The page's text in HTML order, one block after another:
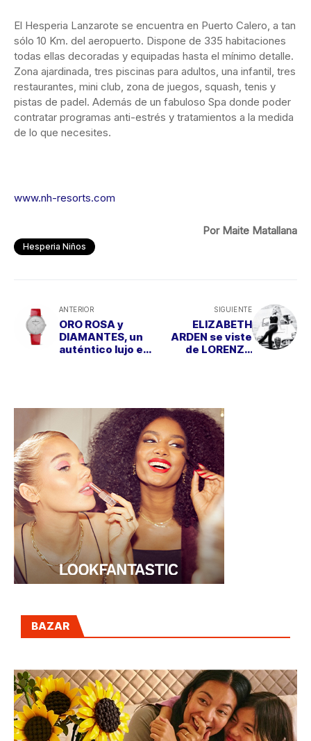
El Hesperia Lanzarote se encuentra en Puerto Calero, a tan
sólo 10 Km. del aeropuerto. Dispone de 335 habitaciones
todas ellas decoradas y equipadas hasta el mínimo detalle.
Zona ajardinada, tres piscinas para adultos, una infantil, tres
restaurantes, mini club, zona de juegos, squash, tenis y
pistas de padel. Además de un fabuloso Spa donde poder
contratar programas anti-estrés y tratamientos a la medida
de lo que necesites.
www.nh-resorts.com
Por Maite Matallana
Hesperia Niños
ANTERIOR
ORO ROSA y
DIAMANTES, un
auténtico lujo en
SIGUIENTE
ELIZABETH
ARDEN se viste
de LORENZO
BAZAR